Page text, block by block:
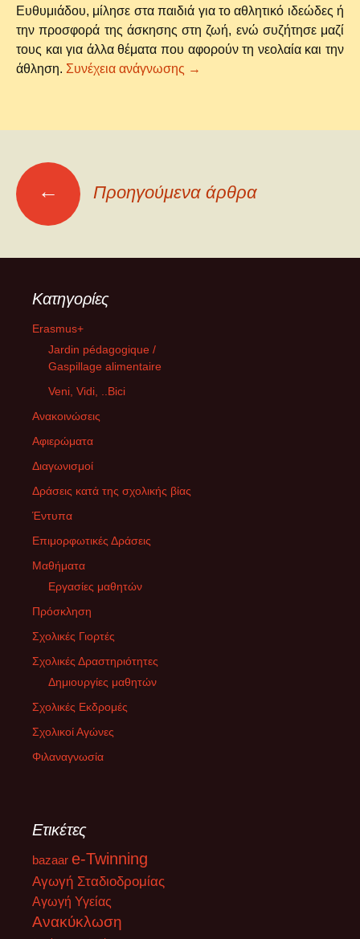
Ευθυμιάδου, μίλησε στα παιδιά για το αθλητικό ιδεώδες ή
την προσφορά της άσκησης στη ζωή, ενώ συζήτησε μαζί
τους και για άλλα θέματα που αφορούν τη νεολαία και την
άθληση. Συνέχεια ανάγνωσης Ο Ολυμπονίκης Κώστας
→
Πλοήγηση
άρθρων
← Προηγούμενα άρθρα
Kατηγορίες
Erasmus+
Jardin pédagogique /
Gaspillage alimentaire
Veni, Vidi, ..Bici
Ανακοινώσεις
Αφιερώματα
Διαγωνισμοί
Δράσεις κατά της σχολικής βίας
Έντυπα
Επιμορφωτικές Δράσεις
Μαθήματα
Εργασίες μαθητών
Πρόσκληση
Σχολικές Γιορτές
Σχολικές Δραστηριότητες
Δημιουργίες μαθητών
Σχολικές Εκδρομές
Σχολικοί Αγώνες
Φιλαναγνωσία
Ετικέτες
bazaar e-Twinning
Αγωγή Σταδιοδρομίας
Αγωγή Υγείας
Ανακύκλωση